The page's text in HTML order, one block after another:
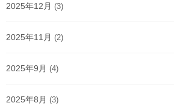
2025年12月 (3)
2025年11月 (2)
2025年9月 (4)
2025年8月 (3)